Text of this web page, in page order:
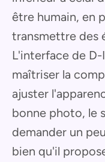
être humain, en
transmettre des
L'interface de D-
maîtriser la
ajuster
bonne photo, le
demander un
bien qu'il